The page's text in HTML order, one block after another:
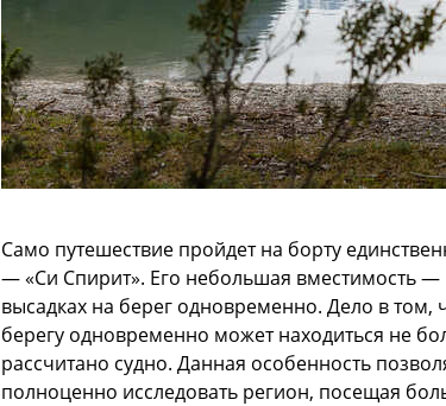
Само путешествие пройдет на борту
— «Си Спирит». Его небольшая вместимость —
высадках на берег одновременно. Дело в том,
берегу одновременно может находиться не
рассчитано судно. Данная особенность
полноценно исследовать регион, посещая